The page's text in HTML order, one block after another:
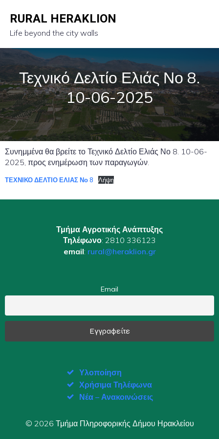
RURAL HERAKLION
Life beyond the city walls
Τεχνικό Δελτίο Ελιάς Νο 8.
10-06-2025
Συνημμένα θα βρείτε το Τεχνικό Δελτίο Ελιάς Νο 8. 10-06-
2025, προς ενημέρωση των παραγωγών.
ΤΕΧΝΙΚΟ ΔΕΛΤΙΟ ΕΛΙΑΣ Νο 8 Λήψη
Τμήμα Αγροτικής Ανάπτυξης
Τηλέφωνο: 2810 336123
email: rural@heraklion.gr
Email
Υλοποίηση
Χρήσιμα Τηλέφωνα
Νέα – Ανακοινώσεις
© 2026 Τμήμα Πληροφορικής Δήμου Ηρακλείου